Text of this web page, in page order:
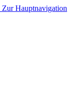
Zur Hauptnavigation